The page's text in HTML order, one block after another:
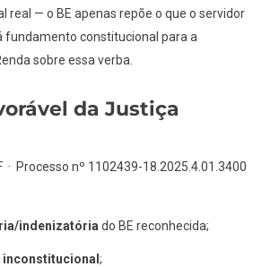
real — o BE apenas repõe o que o servidor
fundamento constitucional para a
sobre essa verba.
da Justiça
· Processo nº 1102439-18.2025.4.01.3400
indenizatória do BE reconhecida;
inconstitucional;